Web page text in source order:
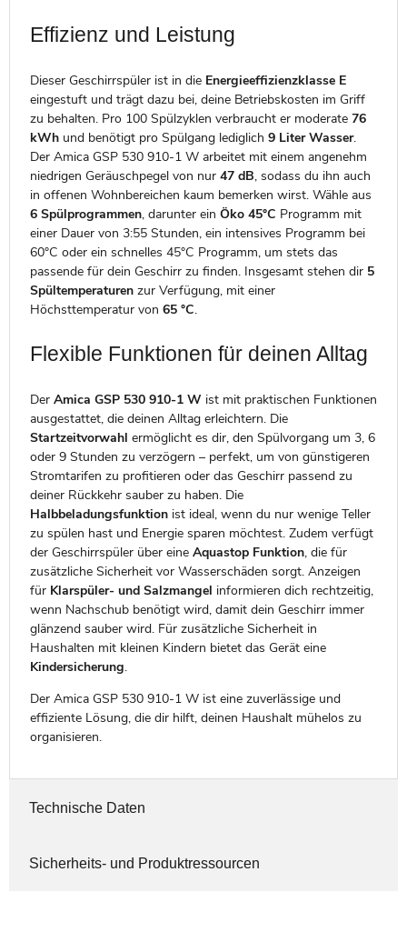
Effizienz und Leistung
Dieser Geschirrspüler ist in die Energieeffizienzklasse E
eingestuft und trägt dazu bei, deine Betriebskosten im Griff
zu behalten. Pro 100 Spülzyklen verbraucht er moderate 76
kWhund benötigt pro Spülgang lediglich 9 Liter Wasser.
Der Amica GSP 530 910-1 W arbeitet mit einem angenehm
niedrigen Geräuschpegel von nur 47 dB, sodass du ihn auch
in offenen Wohnbereichen kaum bemerken wirst. Wähle aus
6 Spülprogrammen, darunter ein Öko 45°C Programm mit
einer Dauer von 3:55 Stunden, ein intensives Programm bei
60°C oder ein schnelles 45°C Programm, um stets das
passende für dein Geschirr zu finden. Insgesamt stehen dir 5
Spültemperaturenzur Verfügung, mit einer
Höchsttemperatur von 65 °C.
Flexible Funktionen für deinen Alltag
Der Amica GSP 530 910-1 W ist mit praktischen Funktionen
ausgestattet, die deinen Alltag erleichtern. Die
Startzeitvorwahl ermöglicht es dir, den Spülvorgang um 3, 6
oder 9 Stunden zu verzögern – perfekt, um von günstigeren
Stromtarifen zu profitieren oder das Geschirr passend zu
deiner Rückkehr sauber zu haben. Die
Halbbeladungsfunktionist ideal, wenn du nur wenige Teller
zu spülen hast und Energie sparen möchtest. Zudem verfügt
der Geschirrspüler über eine Aquastop Funktion, die für
zusätzliche Sicherheit vor Wasserschäden sorgt. Anzeigen
für Klarspüler- und Salzmangel informieren dich rechtzeitig,
wenn Nachschub benötigt wird, damit dein Geschirr immer
glänzend sauber wird. Für zusätzliche Sicherheit in
Haushalten mit kleinen Kindern bietet das Gerät eine
Kindersicherung.
Der Amica GSP 530 910-1 W ist eine zuverlässige und
effiziente Lösung, die dir hilft, deinen Haushalt mühelos zu
organisieren.
Technische Daten
Sicherheits- und Produktressourcen